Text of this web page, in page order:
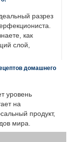
разрез
как
слой,
домашнего
уровень
на
продукт,
мира.